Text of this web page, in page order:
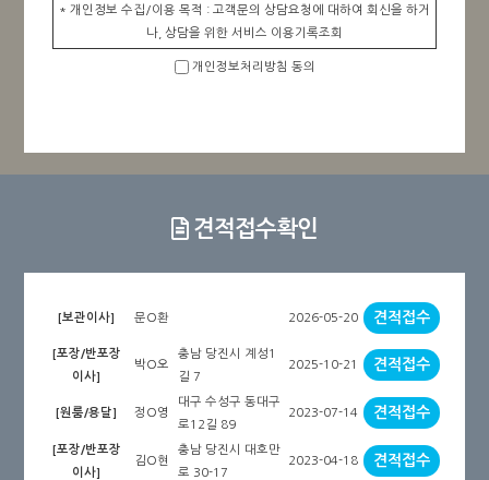
* 개인정보 수집/이용 목적 : 고객문의 상담요청에 대하여 회신을 하거
나, 상담을 위한 서비스 이용기록조회
※상담예약서비스 이용과정에서 아래와 같은 정보들이 생성되어 수집
-고객님의 정보는 개인정보 보호법에 따라 보호되며 위의 사항 외에 별
도로 사용하지 않을 것을 약속드립니다
개인정보처리방침 동의
견적접수확인
[보관이사] 문O환 2026-05-20 견적접수
[포장/반포장
이사]
박O오
충남 당진시 계성1
길 7
2025-10-21 견적접수
[원룸/용달] 정O영
대구 수성구 동대구
로12길 89
2023-07-14 견적접수
[포장/반포장
이사]
김O현
충남 당진시 대호만
로 30-17
2023-04-18 견적접수